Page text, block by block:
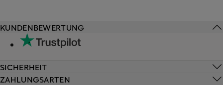
KUNDENBEWERTUNG
SICHERHEIT
ZAHLUNGSARTEN